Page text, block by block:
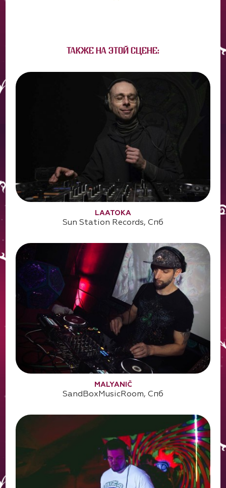
ТАКЖЕ НА ЭТОЙ СЦЕНЕ:
LAATOKA
Sun Station Records, Cпб
MALYANIČ
SandBoxMusicRoom, Спб